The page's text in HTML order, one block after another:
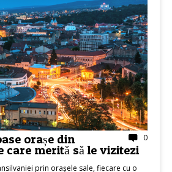
0
orașe din
care merită să le vizitezi
prin orașele sale, fiecare cu o